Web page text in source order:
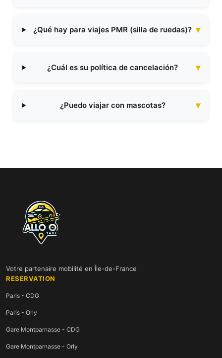
¿Qué hay para viajes PMR (silla de ruedas)?
¿Cuál es su política de cancelación?
¿Puedo viajar con mascotas?
Votre partenaire mobilité en Île-de-France
RESERVATION
Paris - CDG
Paris - Orly
Gare Montparnasse - CDG
Gare Montparnasse - Orly